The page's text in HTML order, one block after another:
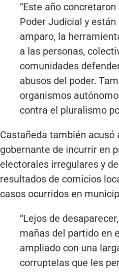
“Este año
Poder Judicial y
amparo, la
a las personas,
comunidades
abusos del poder.
organismos
contra el pluralismo
Castañeda también acusó
gobernante de incurrir en
electorales irregulares y
resultados de comicios
casos ocurridos en
“Lejos de
mañas del partido en
ampliado con una
corruptelas que les